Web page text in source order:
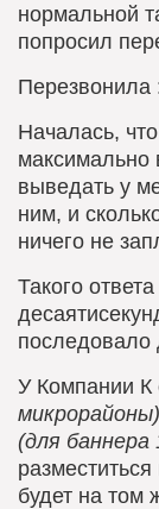
нормальной
попросил
Перезвонила
Началась,
максимально
выведать у
ним, и
ничего не
Такого
последовало
У Компании К
микрорайоны)
(для баннера
будет на том